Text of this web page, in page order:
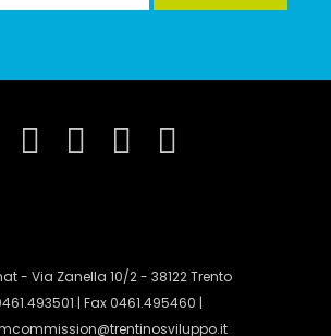
- Via Zanella 10/2 - 38122 Trento
| Fax 0461.495460 |